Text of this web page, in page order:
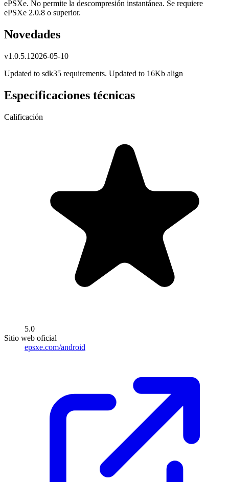
ePSXe. No permite la descompresión instantánea. Se requiere
ePSXe 2.0.8 o superior.
Novedades
v1.0.5.1 2026-05-10
Updated to sdk35 requirements. Updated to 16Kb align
Especificaciones técnicas
Calificación
5.0
Sitio web oficial
epsxe.com/android